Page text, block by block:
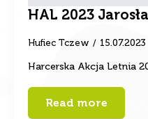
HAL 2023
Hufiec Tczew 15.07.2023
Harcerska Akcja Letnia
Read more